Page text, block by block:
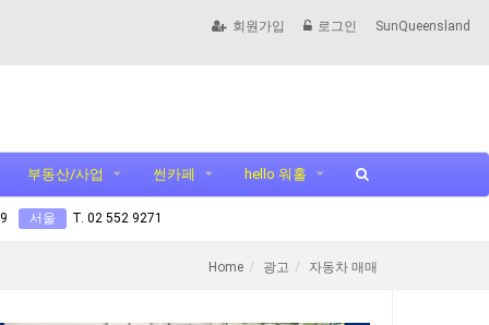
회원가입 로그인 SunQueensland
부동산/사업 썬카페 hello 워홀
서울 T. 02 552 9271
Home 광고 자동차 매매